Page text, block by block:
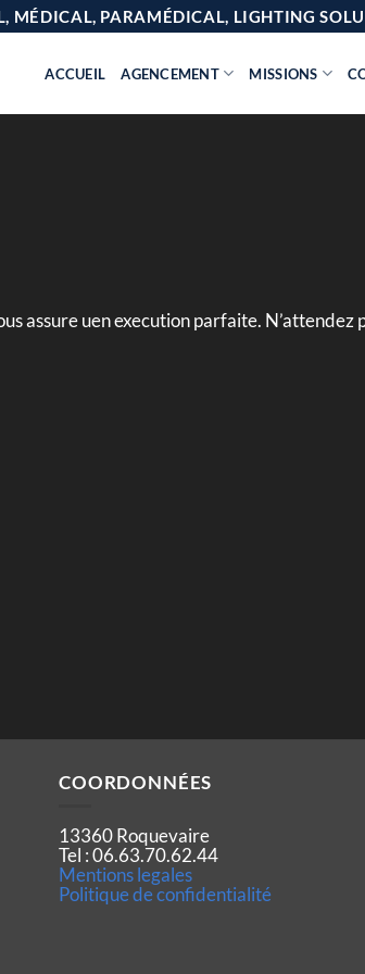
MÉDICAL, PARAMÉDICAL, LIGHTING
ACCUEIL AGENCEMENT MISSIONS
assure uen execution parfaite. N’attendez
COORDONNÉES
13360 Roquevaire
Tel : 06.63.70.62.44
Mentions legales
Politique de confidentialité